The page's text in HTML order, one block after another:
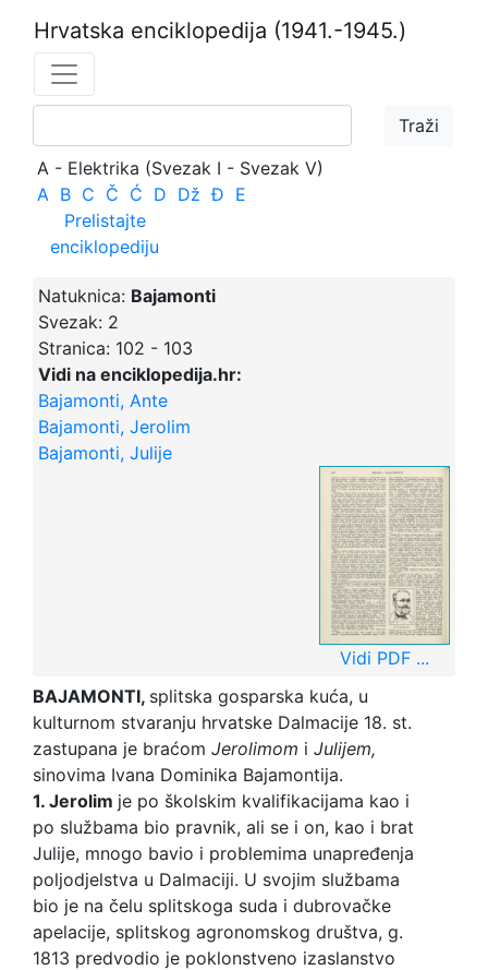
Hrvatska enciklopedija (1941.-1945.)
A - Elektrika (Svezak I - Svezak V)
A B C Č Ć D Dž Đ E
Prelistajte
enciklopediju
Natuknica: Bajamonti
Svezak: 2
Stranica: 102 - 103
Vidi na enciklopedija.hr:
Bajamonti, Ante
Bajamonti, Jerolim
Bajamonti, Julije
Vidi PDF ...
BAJAMONTI, splitska gosparska kuća, u
kulturnom stvaranju hrvatske Dalmacije 18. st.
zastupana je braćom Jerolimom i Julijem,
sinovima Ivana Dominika Bajamontija.
1. Jerolim je po školskim kvalifikacijama kao i
po službama bio pravnik, ali se i on, kao i brat
Julije, mnogo bavio i problemima unapređenja
poljodjelstva u Dalmaciji. U svojim službama
bio je na čelu splitskoga suda i dubrovačke
apelacije, splitskog agronomskog društva, g.
1813 predvodio je poklonstveno izaslanstvo